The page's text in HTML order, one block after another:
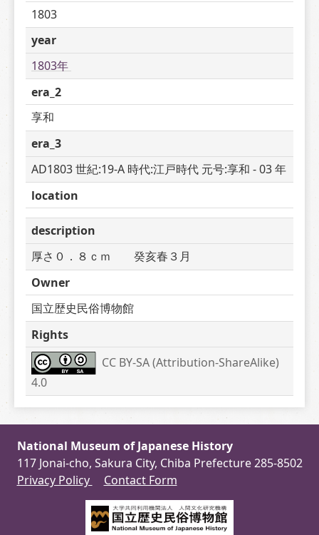
1803
year
1803年
era_2
享和
era_3
AD1803 世紀:19-A 時代:江戸時代 元号:享和 - 03 年
location
description
厚さ０．８ｃｍ　　癸亥春３月
Owner
国立歴史民俗博物館
Rights
CC BY-SA (Attribution-ShareAlike)
4.0
National Museum of Japanese History
117 Jonai-cho, Sakura City, Chiba Prefecture 285-8502
Privacy Policy
Contact Form